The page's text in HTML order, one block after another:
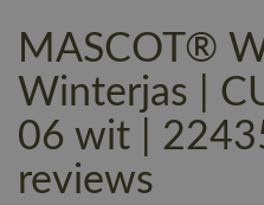
MASCOT®
Winterjas |
06 wit |
reviews